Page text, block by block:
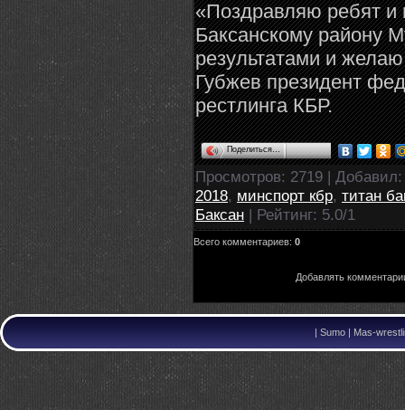
«Поздравляю ребят и
Баксанскому району
результатами и
Губжев президент
рестлинга КБР.
Поделиться…
Просмотров: 2719 | Добавил
2018, минспорт кбр, титан
Баксан | Рейтинг: 5.0/1
Всего комментариев: 0
Добавлять
| Sumo | Mas-